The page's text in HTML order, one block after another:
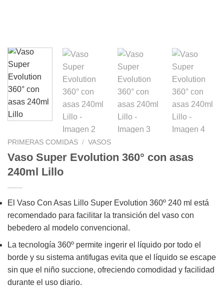
PRIMERAS COMIDAS / VASOS
Vaso Super Evolution 360° con asas
240ml Lillo
El Vaso Con Asas Lillo Super Evolution 360º 240 ml está
recomendado para facilitar la transición del vaso con
bebedero al modelo convencional.
La tecnología 360º permite ingerir el líquido por todo el
borde y su sistema antifugas evita que el líquido se escape
sin que el niño succione, ofreciendo comodidad y facilidad
durante el uso diario.